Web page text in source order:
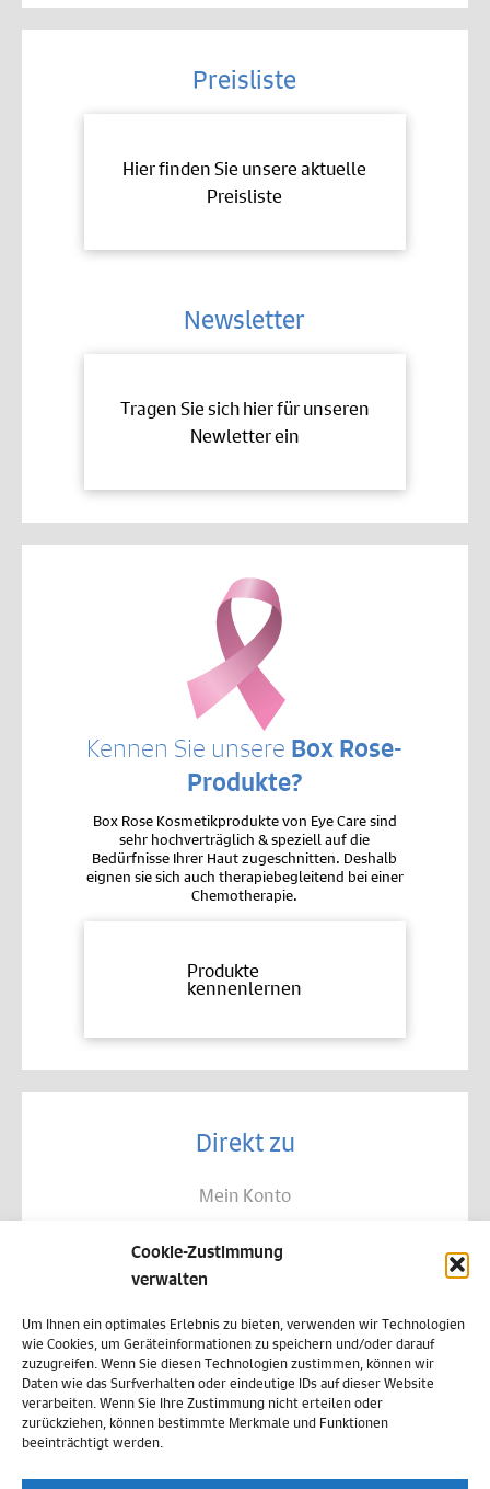
Cookie-Zustimmung
verwalten
Um Ihnen ein optimales Erlebnis zu bieten, verwenden wir Technologien
wie Cookies, um Geräteinformationen zu speichern und/oder darauf
zuzugreifen. Wenn Sie diesen Technologien zustimmen, können wir
Daten wie das Surfverhalten oder eindeutige IDs auf dieser Website
verarbeiten. Wenn Sie Ihre Zustimmung nicht erteilen oder
zurückziehen, können bestimmte Merkmale und Funktionen
beeinträchtigt werden.
Preisliste
Hier finden Sie unsere aktuelle
Preisliste
Newsletter
Tragen Sie sich hier für unseren
Newletter ein
Kennen Sie unsere Box Rose-
Produkte?
Box Rose Kosmetikprodukte von Eye Care sind
sehr hochverträglich & speziell auf die
Bedürfnisse Ihrer Haut zugeschnitten. Deshalb
eignen sie sich auch therapiebegleitend bei einer
Chemotherapie.
Produkte
kennenlernen
Direkt zu
Mein Konto
Allgemeine Geschäftsbedingungen
Widerruf
Zahlungsweisen
Versand & Lieferung